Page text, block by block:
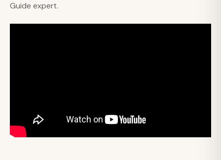
Guide expert.